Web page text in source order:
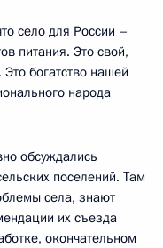
село для России –
питания. Это свой,
богатство нашей
народа
обсуждались
поселений. Там
села, знают
их съезда
окончательном